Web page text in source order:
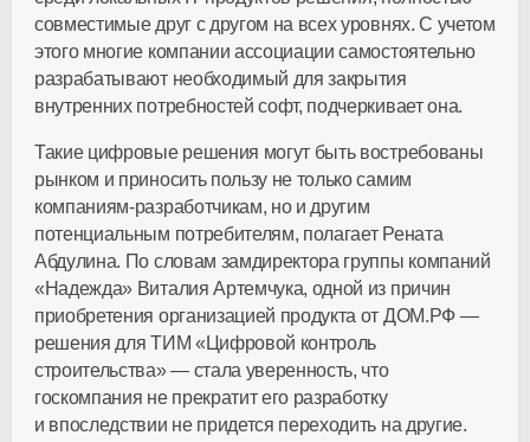
совместимые друг с другом на всех уровнях. С учетом
этого многие компании ассоциации самостоятельно
разрабатывают необходимый для закрытия
внутренних потребностей софт, подчеркивает она.
Такие цифровые решения могут быть востребованы
рынком и приносить пользу не только самим
компаниям-разработчикам, но и другим
потенциальным потребителям, полагает Рената
Абдулина. По словам замдиректора группы компаний
«Надежда» Виталия Артемчука, одной из причин
приобретения организацией продукта от ДОМ.РФ —
решения для ТИМ «Цифровой контроль
строительства» — стала уверенность, что
госкомпания не прекратит его разработку
и впоследствии не придется переходить на другие.